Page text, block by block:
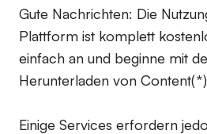
Gute Nachrichten: Die
Plattform ist komplett
einfach an und beginne mit
Herunterladen von
Einige Services erfordern